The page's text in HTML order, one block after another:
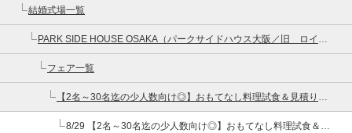
結婚式場一覧
PARK SIDE HOUSE OSAKA（パークサイドハウス大阪／旧 ロイヤルガーデン大阪梅田）
フェア一覧
【2名～30名迄の少人数向け◎】おもてなし料理試食＆見積り相談
8/29 【2名～30名迄の少人数向け◎】おもてなし料理試食＆見積り相談